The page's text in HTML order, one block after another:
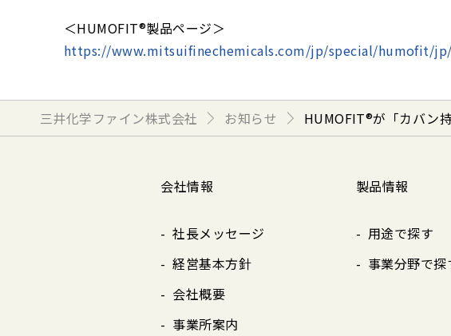
＜HUMOFIT®製品ページ＞
https://www.mitsuifinechemicals.com/jp/special/humofit/jp/
三井化学ファイン株式会社 お知らせ HUMOFIT®が「カバン
会社情報
社長メッセージ
経営基本方針
会社概要
事業所案内
製品情報
用途で探す
事業分野で探